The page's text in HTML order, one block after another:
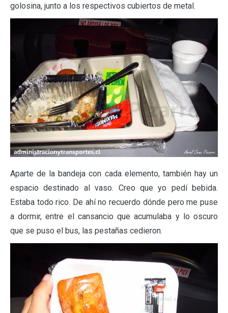
golosina, junto a los respectivos cubiertos de metal.
Aparte de la bandeja con cada elemento, también hay un
espacio destinado al vaso. Creo que yo pedí bebida.
Estaba todo rico. De ahí no recuerdo dónde pero me puse
a dormir, entre el cansancio que acumulaba y lo oscuro
que se puso el bus, las pestañas cedieron.